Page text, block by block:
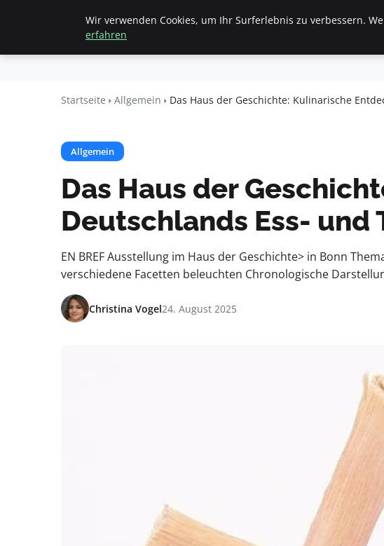
Beyond
Startseite Allgemein
Startseite Allgemein Das Haus der Geschichte: Kulinarische
Allgemein
Das Haus der
Deutschlands Ess-
EN BREF Ausstellung im Haus der Geschichte> in Bonn
verschiedene Facetten beleuchten Chronologische
Christina Vogel24. August 2025
Wir verwenden Cookies, um Ihr Surferlebnis zu verbessern.
erfahren